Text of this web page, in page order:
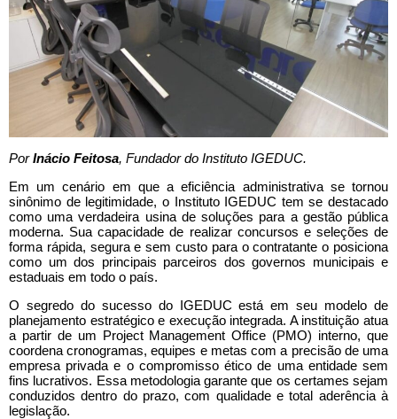
PorInácio Feitosa, Fundador do Instituto IGEDUC.
Em um cenário em que a eficiência administrativa se tornou
sinônimo de legitimidade, o Instituto IGEDUC tem se destacado
como uma verdadeira usina de soluções para a gestão pública
moderna. Sua capacidade de realizar concursos e seleções de
forma rápida, segura e sem custo para o contratante o posiciona
como um dos principais parceiros dos governos municipais e
estaduais em todo o país.
O segredo do sucesso do IGEDUC está em seu modelo de
planejamento estratégico e execução integrada. A instituição atua
a partir de um Project Management Office (PMO) interno, que
coordena cronogramas, equipes e metas com a precisão de uma
empresa privada e o compromisso ético de uma entidade sem
fins lucrativos. Essa metodologia garante que os certames sejam
conduzidos dentro do prazo, com qualidade e total aderência à
legislação.